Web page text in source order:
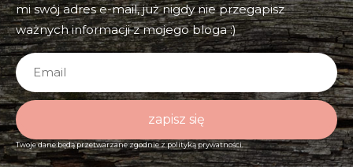
mi swój adres e-mail, już nigdy nie przegapisz
ważnych informacji z mojego bloga :)
zapisz się
Twoje dane będą przetwarzane zgodnie zpolityką prywatności.